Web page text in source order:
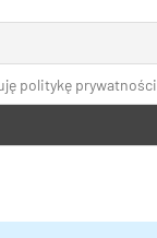
politykę prywatności